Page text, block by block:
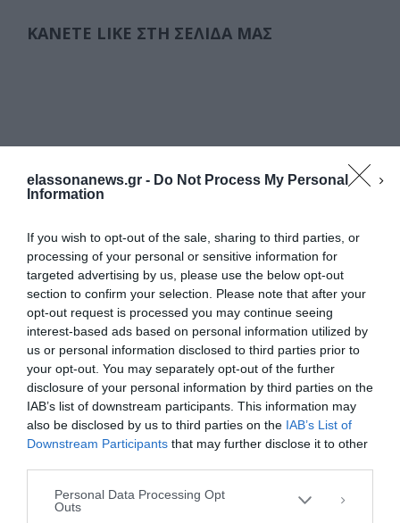
elassonanews.gr - Do Not Process My Personal
Information
If you wish to opt-out of the sale, sharing to third parties, or
processing of your personal or sensitive information for
targeted advertising by us, please use the below opt-out
section to confirm your selection. Please note that after your
opt-out request is processed you may continue seeing
interest-based ads based on personal information utilized by
us or personal information disclosed to third parties prior to
your opt-out. You may separately opt-out of the further
disclosure of your personal information by third parties on the
IAB’s list of downstream participants. This information may
also be disclosed by us to third parties on the IAB’s List of
Downstream Participants that may further disclose it to other
Personal Data Processing Opt
Outs
Διαχείριση Συγκατάθεσης
Για να παρέχουμε την καλύτερη εμπειρία, χρησιμοποιούμε τεχνολογίες όπως
cookies για την αποθήκευση ή/και την πρόσβαση σε πληροφορίες συσκευών.
Η συγκατάθεση για τις εν λόγω τεχνολογίες θα μας επιτρέψει να
επεξεργαστούμε δεδομένα προσωπικού χαρακτήρα, όπως συμπεριφορά
περιήγησης ή μοναδικά αναγνωριστικά σε αυτόν τον ιστότοπο. Η μη
συγκατάθεση ή η ανάκληση της συγκατάθεσης, μπορεί να επηρεάσει
αρνητικά ορισμένες λειτουργίες και δυνατότητες.
ΚΆΝΕΤΕ LIKE ΣΤΗ ΣΕΛΊΔΑ ΜΑΣ